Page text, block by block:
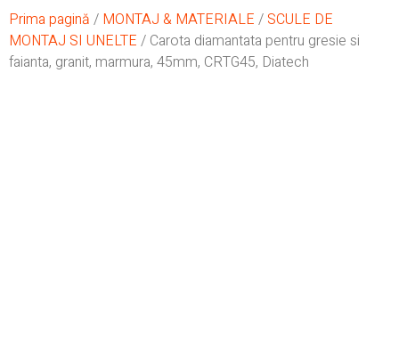
Prima pagină / MONTAJ & MATERIALE / SCULE DE
MONTAJ SI UNELTE / Carota diamantata pentru gresie si
faianta, granit, marmura, 45mm, CRTG45, Diatech